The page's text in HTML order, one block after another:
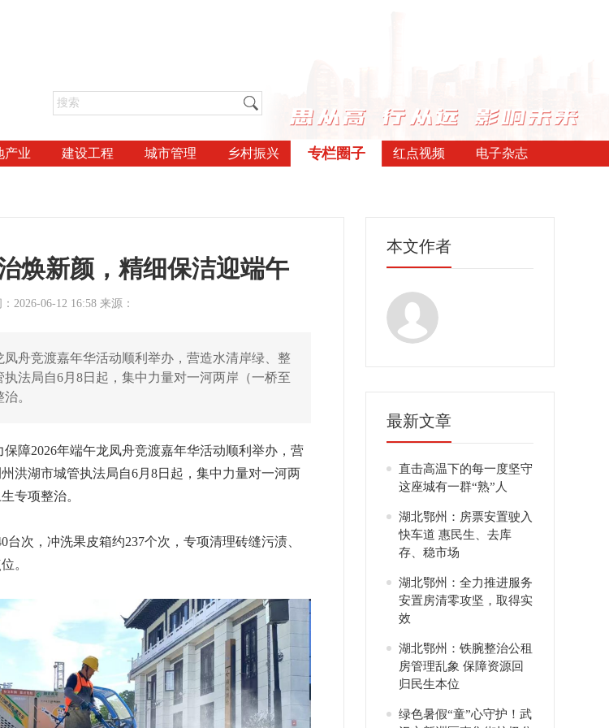
产业 建设工程 城市管理 乡村振兴 专栏圈子 红点视频 电子杂志
焕新颜，精细保洁迎端午
2026-06-12 16:58 来源：
凤舟竞渡嘉年华活动顺利举办，营造水清岸绿、整
法局自6月8日起，集中力量对一河两岸（一桥至
。
保障2026年端午龙凤舟竞渡嘉年华活动顺利举办，营
洪湖市城管执法局自6月8日起，集中力量对一河两
专项整治。
次，冲洗果皮箱约237个次，专项清理砖缝污渍、
。
本文作者
最新文章
直击高温下的每一度坚守
这座城有一群“熟”人
湖北鄂州：房票安置驶入
快车道 惠民生、去库
存、稳市场
湖北鄂州：全力推进服务
安置房清零攻坚，取得实
效
湖北鄂州：铁腕整治公租
房管理乱象 保障资源回
归民生本位
绿色暑假“童”心守护！武